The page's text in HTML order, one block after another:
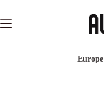
contenu